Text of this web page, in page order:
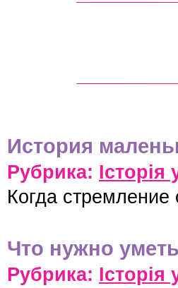
История
Рубрика: Історія
Когда
Что нужно
Рубрика: Історія